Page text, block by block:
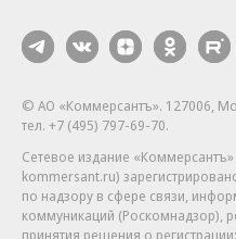
© АО «Коммерсантъ». 127006,
тел. +7 (495) 797-69-70.
Сетевое издание
kommersant.ru)
по надзору в сфере связи,
коммуникаций (Роскомнадзор),
принятия решения о